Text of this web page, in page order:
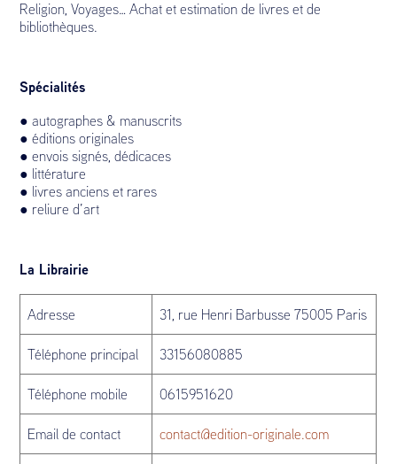
Religion, Voyages… Achat et estimation de livres et de
bibliothèques.
Spécialités
● autographes & manuscrits
● éditions originales
● envois signés, dédicaces
● littérature
● livres anciens et rares
● reliure d’art
La Librairie
Adresse 31, rue Henri Barbusse 75005 Paris
Téléphone principal 33156080885
Téléphone mobile 0615951620
Email de contact contact@edition-originale.com